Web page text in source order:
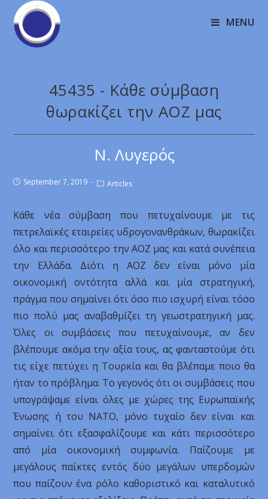
MENU
45435 - Κάθε σύμβαση
θωρακίζει την ΑΟΖ μας
Ν. Λυγερός
September 7, 2019 Articles
Κάθε νέα σύμβαση που πετυχαίνουμε με τις
πετρελαϊκές εταιρείες υδρογονανθράκων, θωρακίζει
όλο και περισσότερο την ΑΟΖ μας και κατά συνέπεια
την Ελλάδα. Διότι η ΑΟΖ δεν είναι μόνο μία
οικονομική οντότητα αλλά και μία στρατηγική,
πράγμα που σημαίνει ότι όσο πιο ισχυρή είναι τόσο
πιο πολύ μας αναβαθμίζει τη γεωστρατηγική μας.
Όλες οι συμβάσεις που πετυχαίνουμε, αν δεν
βλέπουμε ακόμα την αξία τους, ας φανταστούμε ότι
τις είχε πετύχει η Τουρκία και θα βλέπαμε ποιο θα
ήταν το πρόβλημα. Το γεγονός ότι οι συμβάσεις που
υπογράψαμε είναι όλες με χώρες της Ευρωπαϊκής
Ένωσης ή του ΝΑΤΟ, μόνο τυχαίο δεν είναι και
σημαίνει ότι εξασφαλίζουμε και κάτι περισσότερο
από μία οικονομική συμφωνία. Παίζουμε με
μεγάλους παίκτες εντός δύο μεγάλων υπερδομών
που παίζουν ένα ρόλο καθοριστικό και καταλυτικό